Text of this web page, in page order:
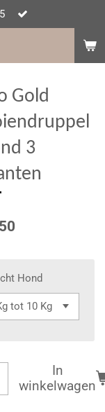
Gold
3
Hond
In
winkelwagen